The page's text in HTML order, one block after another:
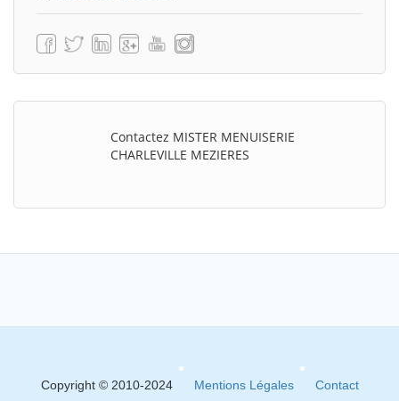
Contactez MISTER MENUISERIE
CHARLEVILLE MEZIERES
Copyright © 2010-2024 Mentions Légales Contact